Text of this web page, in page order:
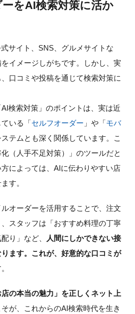
をAI検索対策に活か
サイト、SNS、グルメサイトな
イメージしがちです。しかし、実
口コミや投稿を通じて検索対策に
検索対策」のポイントは、実は近
いる「セルフオーダー 」や「モバ
ステムとも深く関係しています。こ
（人手不足対策）」のツールだと
によっては、AIに伝わりやすい店
す。
オーダーを活用することで、注文
スタッフは「おすすめ料理の丁寧
り」など、
人間にしかできない接
ます。これが、好意的な口コミが
の本当の魅力」を正しくネット上
そが、これからのAI検索時代を生き